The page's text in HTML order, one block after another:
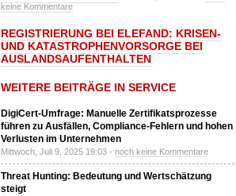
keine Kommentare
REGISTRIERUNG BEI ELEFAND: KRISEN-
UND KATASTROPHENVORSORGE BEI
AUSLANDSAUFENTHALTEN
WEITERE BEITRÄGE IN SERVICE
DigiCert-Umfrage: Manuelle Zertifikatsprozesse
führen zu Ausfällen, Compliance-Fehlern und hohen
Verlusten im Unternehmen
Mittwoch, Juli 9, 2025 19:03 - noch keine Kommentare
Threat Hunting: Bedeutung und Wertschätzung
steigt